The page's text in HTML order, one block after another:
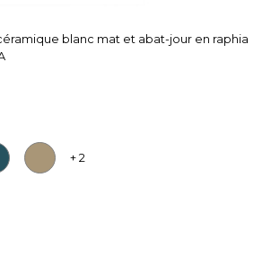
blanc mat et abat-jour en raphia
+ 2